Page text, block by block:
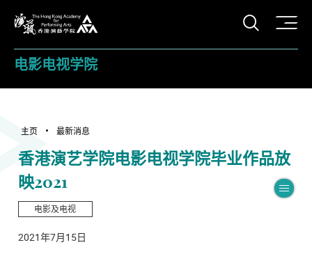
打开
电影电视学院
主页 最新消息
香港演艺学院电影电视学院毕业作品放
映2021
电影及电视
2021年7月15日